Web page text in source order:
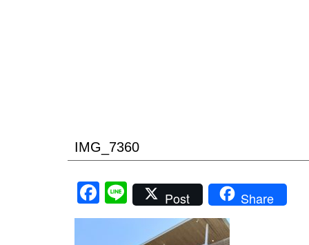
IMG_7360
Facebook
LinePost Share